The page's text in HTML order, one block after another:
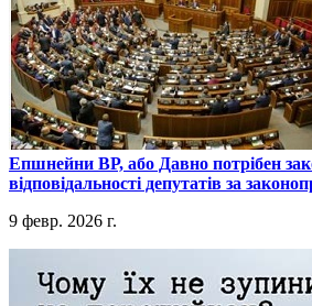
​Епшнейни ВР, або Давно потрібен
відповідальності депутатів за
9 февр. 2026 г.